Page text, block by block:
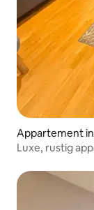
Appartement
Luxe, rustig